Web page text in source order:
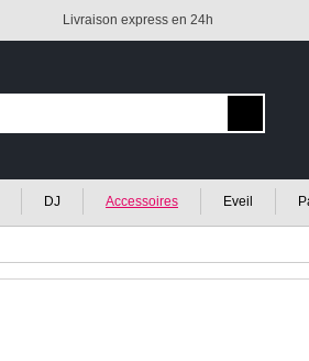
Livraison express en 24h
DJ Accessoires Eveil